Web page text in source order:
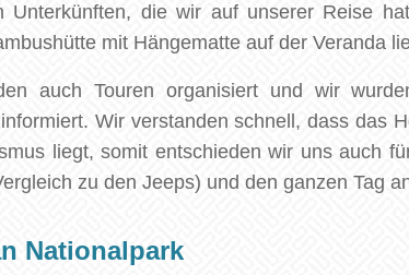
Unterkünften, die wir auf unserer Reise
mit Hängematte auf der Veranda
auch Touren organisiert und wir
Wir verstanden schnell, dass das
liegt, somit entschieden wir uns auch
zu den Jeeps) und den ganzen Tag
Nationalpark